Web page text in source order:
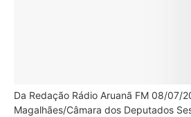
Da Redação Rádio Aruanã FM 08/
Magalhães/Câmara dos Deputados